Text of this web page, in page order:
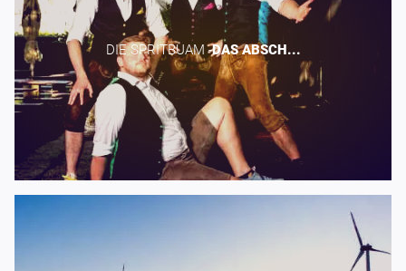
DIE SPRITBUAM -​DAS ABSCH...